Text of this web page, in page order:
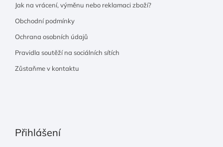
Jak na vrácení, výměnu nebo reklamaci zboží?
Obchodní podmínky
Ochrana osobních údajů
Pravidla soutěží na sociálních sítích
Zůstaňme v kontaktu
Přihlášení